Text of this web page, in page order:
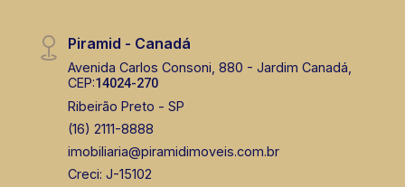
Piramid - Canadá
Avenida Carlos Consoni, 880 - Jardim Canadá,
CEP:14024-270
Ribeirão Preto - SP
(16) 2111-8888
imobiliaria@piramidimoveis.com.br
Creci: J-15102